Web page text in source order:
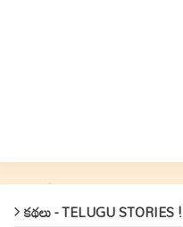
కథలు - TELUGU STORIES !